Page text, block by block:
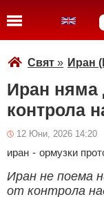
Свят » Иран
Иран няма
контрола
12 Юни, 2026 14:20
иран - ормузки
Иран не поема
от контрола